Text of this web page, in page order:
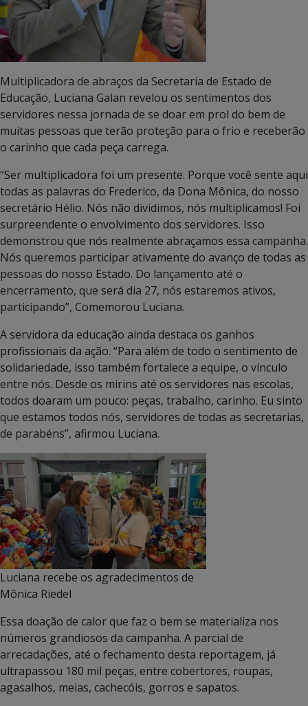
Multiplicadora de abraços da Secretaria de Estado de
Educação, Luciana Galan revelou os sentimentos dos
servidores nessa jornada de se doar em prol do bem de
muitas pessoas que terão proteção para o frio e receberão
o carinho que cada peça carrega.
“Ser multiplicadora foi um presente. Porque você sente aqui
todas as palavras do Frederico, da Dona Mônica, do nosso
secretário Hélio. Nós não dividimos, nós multiplicamos! Foi
surpreendente o envolvimento dos servidores. Isso
demonstrou que nós realmente abraçamos essa campanha.
Nós queremos participar ativamente do avanço de todas as
pessoas do nosso Estado. Do lançamento até o
encerramento, que será dia 27, nós estaremos ativos,
participando”, Comemorou Luciana.
A servidora da educação ainda destaca os ganhos
profissionais da ação. “Para além de todo o sentimento de
solidariedade, isso também fortalece a equipe, o vínculo
entre nós. Desde os mirins até os servidores nas escolas,
todos doaram um pouco: peças, trabalho, carinho. Eu sinto
que estamos todos nós, servidores de todas as secretarias,
de parabéns”, afirmou Luciana.
Luciana recebe os agradecimentos de
Mônica Riedel
Essa doação de calor que faz o bem se materializa nos
números grandiosos da campanha. A parcial de
arrecadações, até o fechamento desta reportagem, já
ultrapassou 180 mil peças, entre cobertores, roupas,
agasalhos, meias, cachecóis, gorros e sapatos.